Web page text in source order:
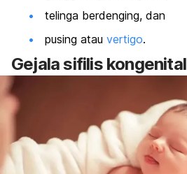
telinga berdenging, dan
pusing atau vertigo.
Gejala sifilis kongenital